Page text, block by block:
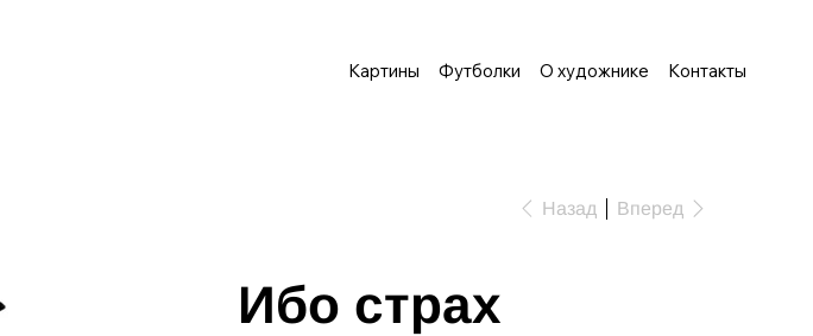
Картины Футболки О художнике Контакты
Назад Вперед
Ибо страх